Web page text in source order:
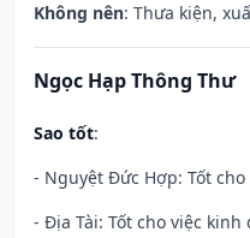
Không nên: Thưa kiện,
Ngọc Hạp Thông Thư
Sao tốt:
- Nguyệt Đức Hợp: Tốt
- Địa Tài: Tốt cho việc